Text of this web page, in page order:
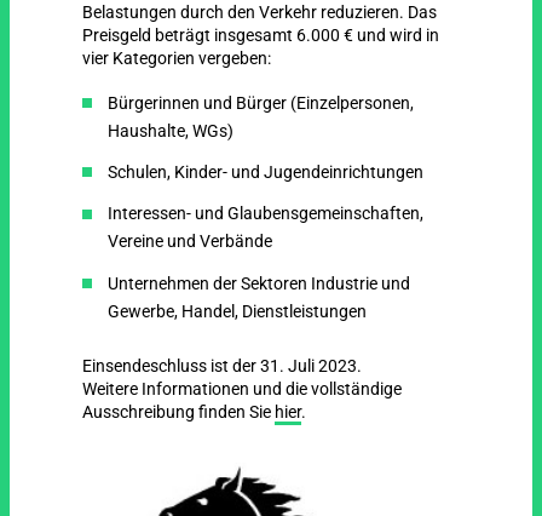
Belastungen durch den Verkehr reduzieren. Das
Preisgeld beträgt insgesamt 6.000 € und wird in
vier Kategorien vergeben:
Bürgerinnen und Bürger (Einzelpersonen,
Haushalte, WGs)
Schulen, Kinder- und Jugendeinrichtungen
Interessen- und Glaubensgemeinschaften,
Vereine und Verbände
Unternehmen der Sektoren Industrie und
Gewerbe, Handel, Dienstleistungen
Einsendeschluss ist der 31. Juli 2023.
Weitere Informationen und die vollständige
Ausschreibung finden Sie hier.